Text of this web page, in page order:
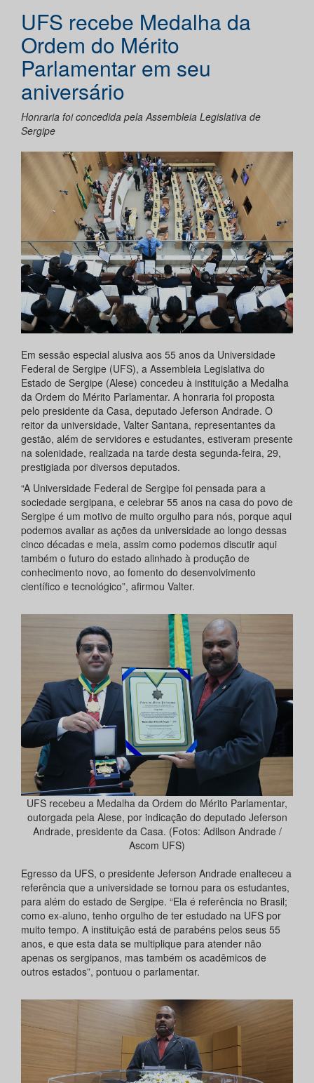
UFS recebe Medalha da
Ordem do Mérito
Parlamentar em seu
aniversário
Honraria foi concedida pela Assembleia Legislativa de
Sergipe
Em sessão especial alusiva aos 55 anos da Universidade
Federal de Sergipe (UFS), a Assembleia Legislativa do
Estado de Sergipe (Alese) concedeu à instituição a Medalha
da Ordem do Mérito Parlamentar. A honraria foi proposta
pelo presidente da Casa, deputado Jeferson Andrade. O
reitor da universidade, Valter Santana, representantes da
gestão, além de servidores e estudantes, estiveram presente
na solenidade, realizada na tarde desta segunda-feira, 29,
prestigiada por diversos deputados.
“A Universidade Federal de Sergipe foi pensada para a
sociedade sergipana, e celebrar 55 anos na casa do povo de
Sergipe é um motivo de muito orgulho para nós, porque aqui
podemos avaliar as ações da universidade ao longo dessas
cinco décadas e meia, assim como podemos discutir aqui
também o futuro do estado alinhado à produção de
conhecimento novo, ao fomento do desenvolvimento
científico e tecnológico”, afirmou Valter.
UFS recebeu a Medalha da Ordem do Mérito Parlamentar,
outorgada pela Alese, por indicação do deputado Jeferson
Andrade, presidente da Casa. (Fotos: Adilson Andrade /
Ascom UFS)
Egresso da UFS, o presidente Jeferson Andrade enalteceu a
referência que a universidade se tornou para os estudantes,
para além do estado de Sergipe. “Ela é referência no Brasil;
como ex-aluno, tenho orgulho de ter estudado na UFS por
muito tempo. A instituição está de parabéns pelos seus 55
anos, e que esta data se multiplique para atender não
apenas os sergipanos, mas também os acadêmicos de
outros estados”, pontuou o parlamentar.